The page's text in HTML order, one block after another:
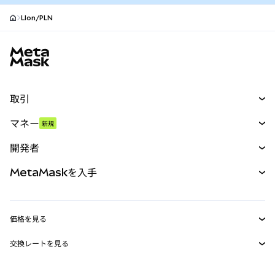
LIon/PLN
取引
パーペチュアル
RWA
マネー 新規
開発者
MetaMask Connect
MetaMaskを入手
価格を見る
イーサリアムの価格
交換レートを見る